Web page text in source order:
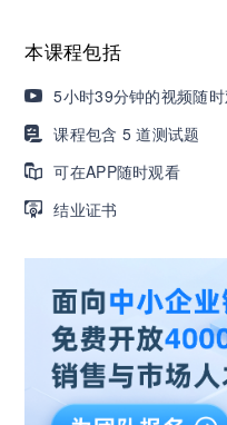
AI职场发展实战课：
🔥精选10门AI王牌课
三节课X工信部AI岗
本课程包括
5小时39分钟的视频随
课程包含 5 道测试题
可在APP随时观看
结业证书